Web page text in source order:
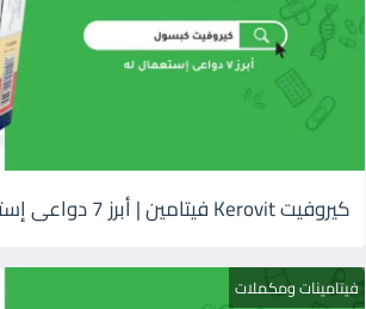
كيروفيت Kerovit فيتامين | أبرز 7 دواعى إستعمال له
فيتامينات ومكملات